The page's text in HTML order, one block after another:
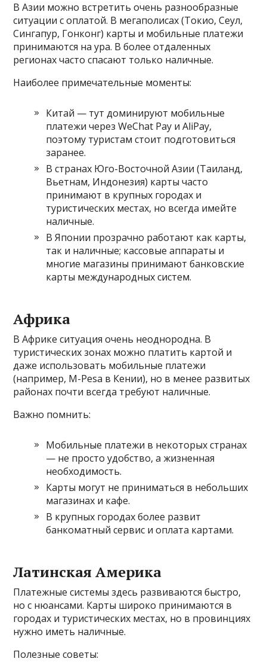
В Азии можно встретить очень разнообразные
ситуации с оплатой. В мегаполисах (Токио, Сеул,
Сингапур, Гонконг) карты и мобильные платежи
принимаются на ура. В более отдаленных
регионах часто спасают только наличные.
Наиболее примечательные моменты:
Китай — тут доминируют мобильные
платежи через WeChat Pay и AliPay,
поэтому туристам стоит подготовиться
заранее.
В странах Юго-Восточной Азии (Таиланд,
Вьетнам, Индонезия) карты часто
принимают в крупных городах и
туристических местах, но всегда имейте
наличные.
В Японии прозрачно работают как карты,
так и наличные; кассовые аппараты и
многие магазины принимают банковские
карты международных систем.
Африка
В Африке ситуация очень неоднородна. В
туристических зонах можно платить картой и
даже использовать мобильные платежи
(например, M-Pesa в Кении), но в менее развитых
районах почти всегда требуют наличные.
Важно помнить:
Мобильные платежи в некоторых странах
— не просто удобство, а жизненная
необходимость.
Карты могут не приниматься в небольших
магазинах и кафе.
В крупных городах более развит
банкоматный сервис и оплата картами.
Латинская Америка
Платежные системы здесь развиваются быстро,
но с нюансами. Карты широко принимаются в
городах и туристических местах, но в провинциях
нужно иметь наличные.
Полезные советы: